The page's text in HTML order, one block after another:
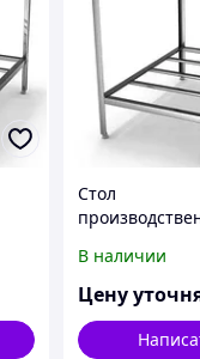
Стол
без полки
ASKO-5/6Б
В наличии
Цену